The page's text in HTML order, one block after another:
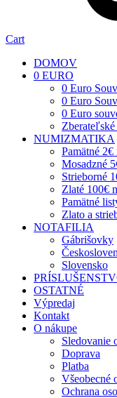
Cart
DOMOV
0 EURO
0 Euro
0 Euro
0 Euro
NUMIZMATIKA
Pamätné 2€
Mosadzné
Strieborné
Zlaté 100€
Pamätné
Zlato a
NOTAFILIA
Gábrišovky
Slovensko
OSTATNÉ
Výpredaj
Kontakt
O nákupe
Sledovanie
Doprava
Platba
Všeobecné
Ochrana